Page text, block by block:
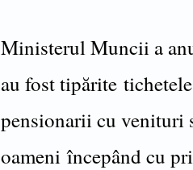
Ministerul Muncii a
au fost tipărite
pensionarii cu venituri
oameni începând cu